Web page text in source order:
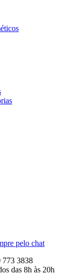
pelo chat
773 3838
das 8h às 20h